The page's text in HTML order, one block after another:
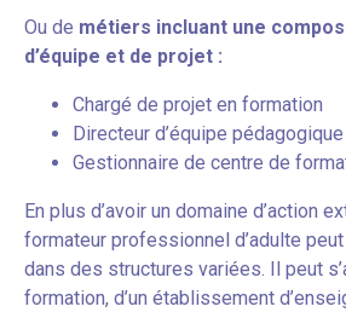
Ou de métiers incluant une
d’équipe et de projet :
Chargé de projet en formation
Directeur d’équipe pédagogique
Gestionnaire de centre de
En plus d’avoir un domaine d’action
formateur professionnel d’adulte
dans des structures variées. Il peut
formation, d’un établissement